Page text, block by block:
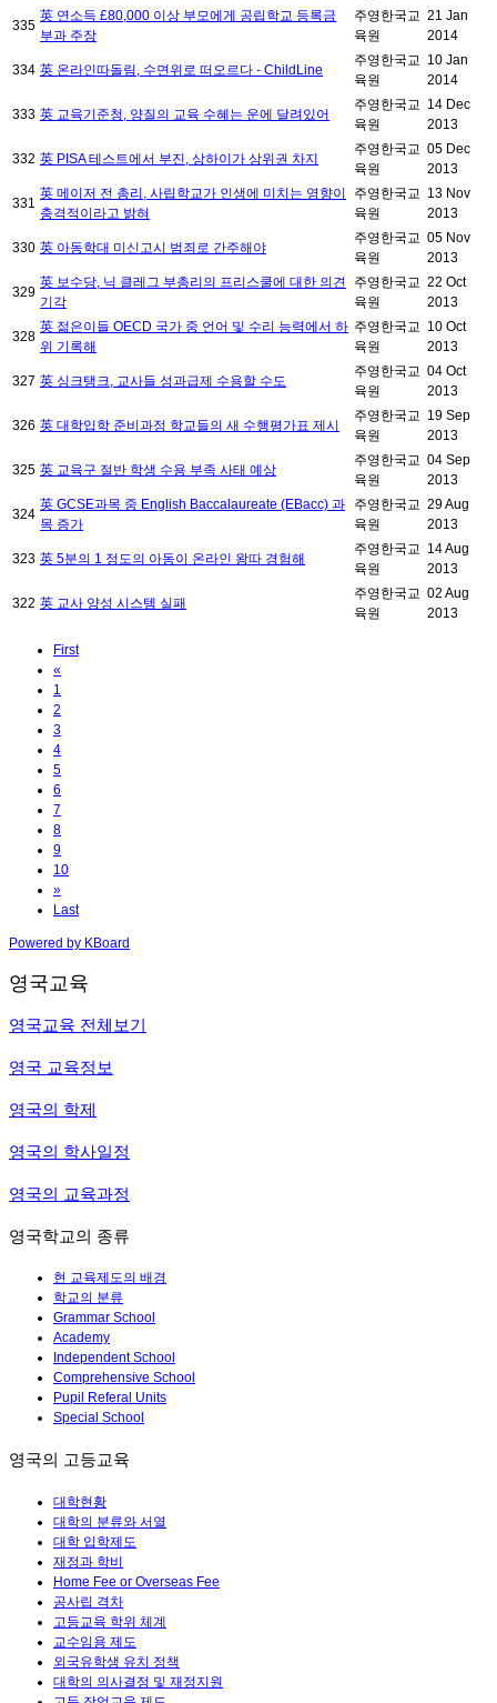
335
英 연소득 £80,000 이상 부모에게 공립학교 등록금
부과 주장
주영한국교
육원
21 Jan
2014
334 英 온라인따돌림, 수면위로 떠오르다 - ChildLine
주영한국교
육원
10 Jan
2014
333 英 교육기준청, 양질의 교육 수혜는 운에 달려있어
주영한국교
육원
14 Dec
2013
332 英 PISA 테스트에서 부진, 상하이가 상위권 차지
주영한국교
육원
05 Dec
2013
331
英 메이저 전 총리, 사립학교가 인생에 미치는 영향이
충격적이라고 밝혀
주영한국교
육원
13 Nov
2013
330 英 아동학대 미신고시 범죄로 간주해야
주영한국교
육원
05 Nov
2013
329
英 보수당, 닉 클레그 부총리의 프리스쿨에 대한 의견
기각
주영한국교
육원
22 Oct
2013
328
英 젊은이들 OECD 국가 중 언어 및 수리 능력에서 하
위 기록해
주영한국교
육원
10 Oct
2013
327 英 싱크탱크, 교사들 성과급제 수용할 수도
주영한국교
육원
04 Oct
2013
326 英 대학입학 준비과정 학교들의 새 수행평가표 제시
주영한국교
육원
19 Sep
2013
325 英 교육구 절반 학생 수용 부족 사태 예상
주영한국교
육원
04 Sep
2013
324
英 GCSE과목 중 English Baccalaureate (EBacc) 과
목 증가
주영한국교
육원
29 Aug
2013
323 英 5분의 1 정도의 아동이 온라인 왕따 경험해
주영한국교
육원
14 Aug
2013
322 英 교사 양성 시스템 실패
주영한국교
육원
02 Aug
2013
First
«
1
2
3
4
5
6
7
8
9
10
»
Last
Powered by KBoard
영국교육
영국교육 전체보기
영국 교육정보
영국의 학제
영국의 학사일정
영국의 교육과정
영국학교의 종류
현 교육제도의 배경
학교의 분류
Grammar School
Academy
Independent School
Comprehensive School
Pupil Referal Units
Special School
영국의 고등교육
대학현황
대학의 분류와 서열
대학 입학제도
재정과 학비
Home Fee or Overseas Fee
공사립 격차
고등교육 학위 체계
교수임용 제도
외국유학생 유치 정책
대학의 의사결정 및 재정지원